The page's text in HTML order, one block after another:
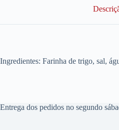
Ingredientes: Farinha de trigo, sal,
Entrega dos pedidos no segundo